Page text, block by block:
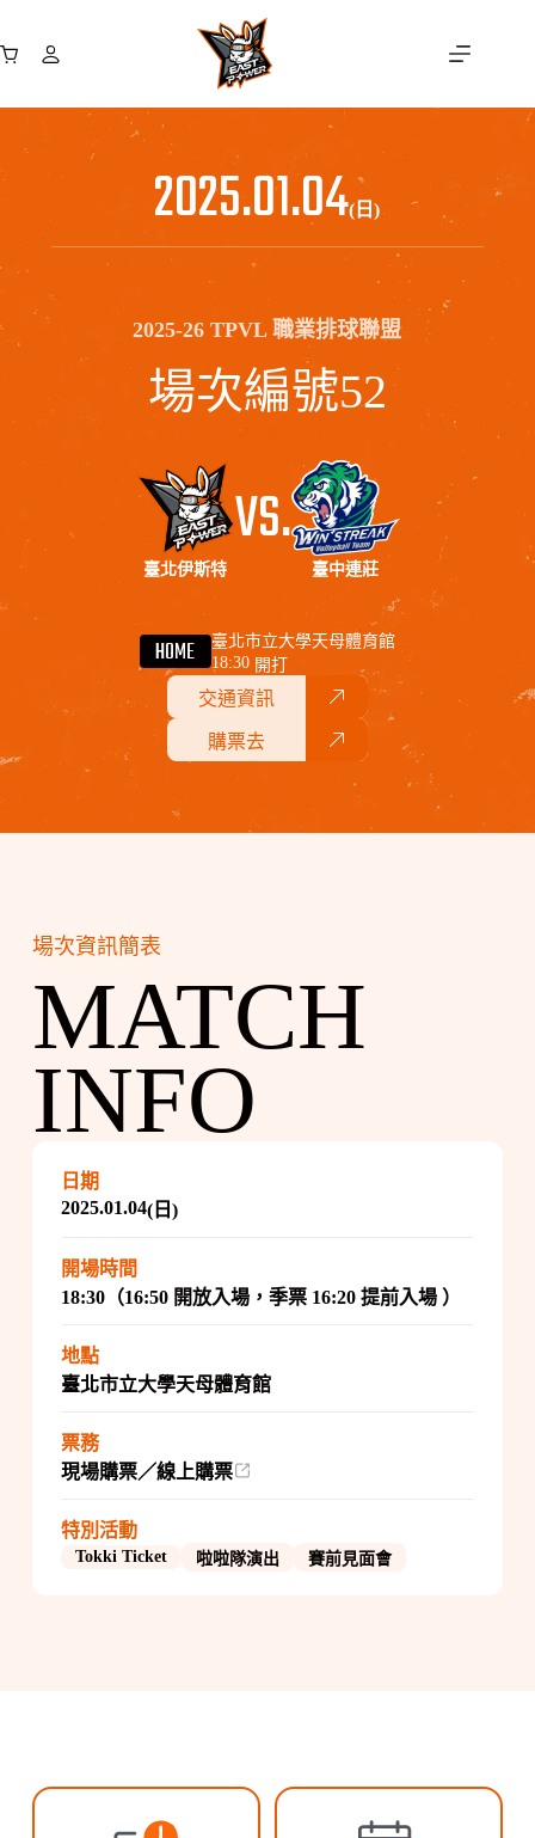
至
購
2025.01.04(日)
2025-26 TPVL 職業排球聯盟
場次編號52
臺北伊斯特
VS.
臺中連莊
HOME
臺北市立大學天母體育館
18:30 開打
交通資訊
購票去
場次資訊簡表
MATCH
INFO
日期
2025.01.04(日)
開場時間
18:30（16:50 開放入場，季票 16:20 提前入場 ）
地點
臺北市立大學天母體育館
票務
現場購票／線上購票
特別活動
Tokki Ticket 啦啦隊演出 賽前見面會